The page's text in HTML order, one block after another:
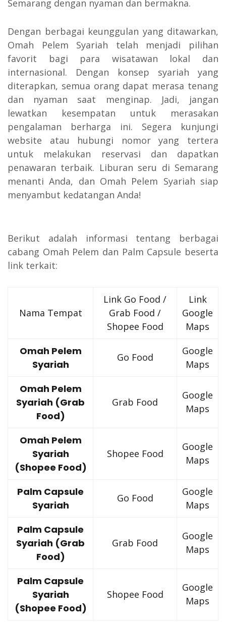
Semarang dengan nyaman dan bermakna.
Dengan berbagai keunggulan yang ditawarkan,
Omah Pelem Syariah telah menjadi pilihan
favorit bagi para wisatawan lokal dan
internasional. Dengan konsep syariah yang
diterapkan, semua orang dapat merasa tenang
dan nyaman saat menginap. Jadi, jangan
lewatkan kesempatan untuk merasakan
pengalaman berharga ini. Segera kunjungi
website atau hubungi nomor yang tertera
untuk melakukan reservasi dan dapatkan
penawaran terbaik. Liburan seru di Semarang
menanti Anda, dan Omah Pelem Syariah siap
menyambut kedatangan Anda!
Berikut adalah informasi tentang berbagai
cabang Omah Pelem dan Palm Capsule beserta
link terkait:
Nama Tempat
Link Go Food /
Grab Food /
Shopee Food
Link
Google
Maps
Omah Pelem
Syariah
Go Food
Google
Maps
Omah Pelem
Syariah (Grab
Food)
Grab Food
Google
Maps
Omah Pelem
Syariah
(Shopee Food)
Shopee Food
Google
Maps
Palm Capsule
Syariah
Go Food
Google
Maps
Palm Capsule
Syariah (Grab
Food)
Grab Food
Google
Maps
Palm Capsule
Syariah
(Shopee Food)
Shopee Food
Google
Maps